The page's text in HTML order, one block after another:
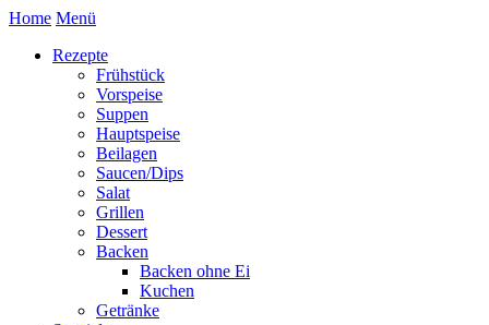
Home Menü
Rezepte
Frühstück
Vorspeise
Suppen
Hauptspeise
Beilagen
Saucen/Dips
Salat
Grillen
Dessert
Backen
Backen ohne Ei
Kuchen
Getränke